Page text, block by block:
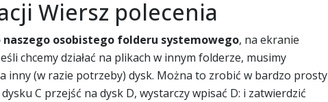
Wiersz polecenia
naszego osobistego folderu systemowego, na ekranie
chcemy działać na plikach w innym folderze, musimy
inny (w razie potrzeby) dysk. Można to zrobić w bardzo prosty
C przejść na dysk D, wystarczy wpisać D: i zatwierdzić